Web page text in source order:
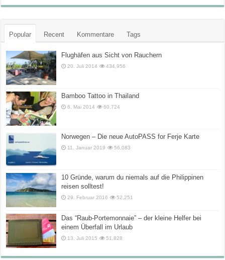
Popular Recent Kommentare Tags
Flughäfen aus Sicht von Rauchern
20. Juli 2014 434,956
Bamboo Tattoo in Thailand
6. Mai 2014 60,724
Norwegen – Die neue AutoPASS for Ferje Karte
11. Januar 2019 56,083
10 Gründe, warum du niemals auf die Philippinen
reisen solltest!
29. Februar 2016 52,251
Das “Raub-Portemonnaie” – der kleine Helfer bei
einem Überfall im Urlaub
13. Juli 2015 51,828